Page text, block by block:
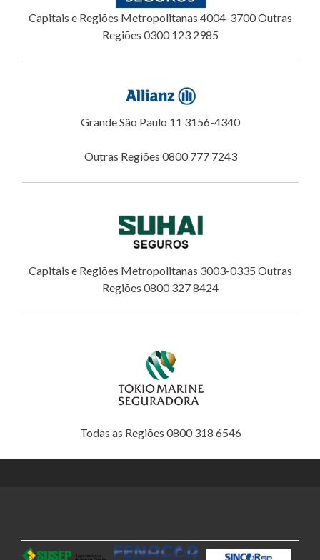
Capitais e Regiões Metropolitanas 4004-3700 Outras
Regiões 0300 123 2985
Grande São Paulo 11 3156-4340
Outras Regiões 0800 777 7243
Capitais e Regiões Metropolitanas 3003-0335 Outras
Regiões 0800 327 8424
Todas as Regiões 0800 318 6546